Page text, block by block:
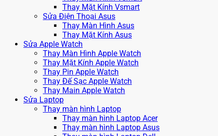
Thay Mặt Kính Vsmart
Sửa Điện Thoại Asus
Thay Màn Hình Asus
Thay Mặt Kính Asus
Sửa Apple Watch
Thay Màn Hình Apple Watch
Thay Mặt Kính Apple Watch
Thay Pin Apple Watch
Thay Đế Sạc Apple Watch
Thay Main Apple Watch
Sửa Laptop
Thay màn hình Laptop
Thay màn hình Laptop Acer
Thay màn hình Laptop Asus